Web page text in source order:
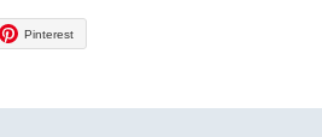
Pinterest